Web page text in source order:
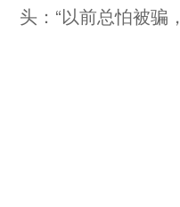
头：“以前总怕被骗